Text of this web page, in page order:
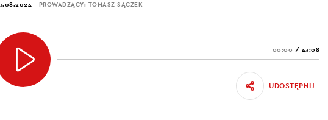
PROWADZĄCY: TOMASZ SĄCZEK
00:00 / 43:08
UDOSTĘPNIJ